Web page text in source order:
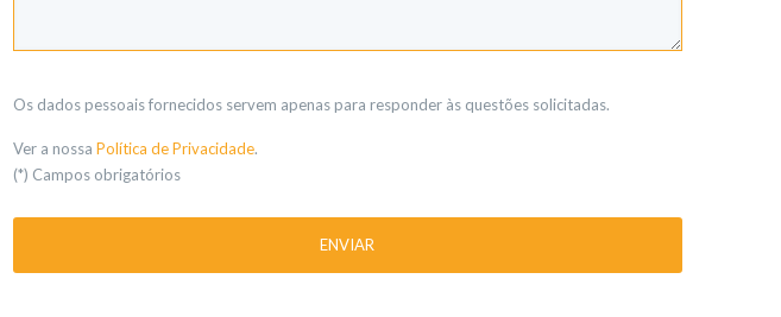
Os dados pessoais fornecidos servem apenas para responder às questões solicitadas.
Ver a nossa Política de Privacidade.
(*) Campos obrigatórios